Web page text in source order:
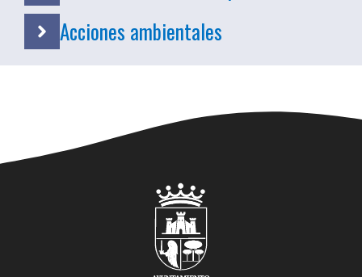
Acciones ambientales